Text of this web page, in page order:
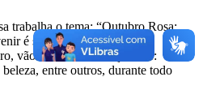
trabalha o tema: “Outubro Rosa:
é se amar”. Ao longo dos
vão ser realizadas ações de:
entre outros, durante todo